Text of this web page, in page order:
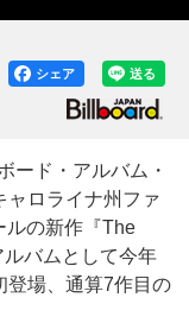
送る
シェア
ード・アルバム・
ャロライナ州ファ
ルの新作『The
バムとして今年
登場、通算7作目の